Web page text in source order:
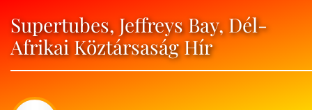
Supertubes, Jeffreys Bay, Dél-
Afrikai Köztársaság Hír